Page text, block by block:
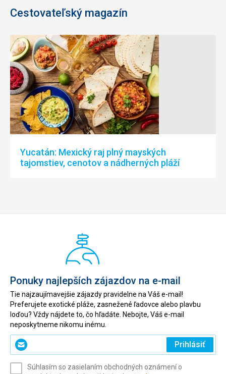
Cestovateľský magazín
Yucatán: Mexický raj plný mayských
tajomstiev, cenotov a nádherných pláží
Ponuky najlepších zájazdov na e-mail
Tie najzaujímavejšie zájazdy pravidelne na Váš e-mail!
Preferujete exotické pláže, zasnežené ľadovce alebo plavbu
loďou? Vždy nájdete to, čo hľadáte. Nebojte, Váš e-mail
neposkytneme nikomu inému.
Zadajte
svoj
Prihlásiť
Súhlasím so zasielaním obchodných oznámení o